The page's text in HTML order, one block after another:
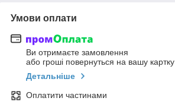
Умови оплати
Ви отримаєте замовлення
або гроші повернуться на вашу картку
Детальніше
Оплатити частинами